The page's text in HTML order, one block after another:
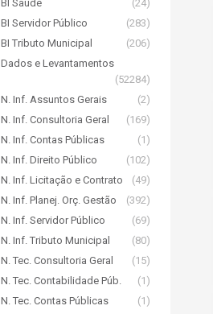
BI Saúde
(24)
BI Servidor Público
(283)
BI Tributo Municipal
(206)
Dados e Levantamentos
(52284)
N. Inf. Assuntos Gerais
(2)
N. Inf. Consultoria Geral
(169)
N. Inf. Contas Públicas
(1)
N. Inf. Direito Público
(102)
N. Inf. Licitação e Contrato
(49)
N. Inf. Planej. Orç. Gestão
(392)
N. Inf. Servidor Público
(69)
N. Inf. Tributo Municipal
(80)
N. Tec. Consultoria Geral
(15)
N. Tec. Contabilidade Púb.
(1)
N. Tec. Contas Públicas
(1)